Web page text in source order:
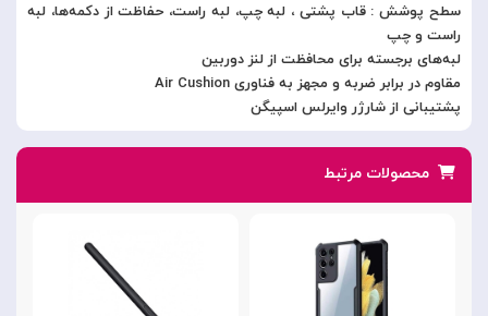
سطح پوشش : قاب پشتی ، لبه چپ، لبه راست، حفاظت از دکمه‌ها، لبه
راست و چپ
لبه‌های برجسته برای محافظت از لنز دوربین
مقاوم در برابر ضربه و مجهز به فناوری Air Cushion
پشتیبانی از شارژر وایرلس اسپیگن
محصولات مرتبط